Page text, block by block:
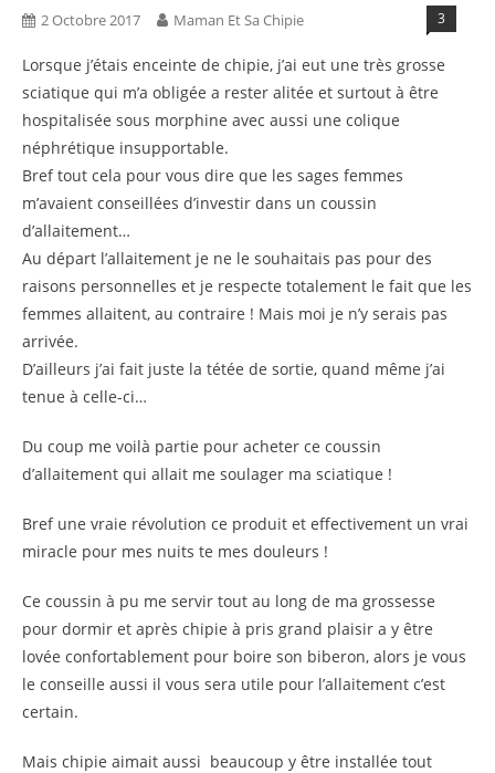
2 Octobre 2017 Maman Et Sa Chipie 3
Lorsque j’étais enceinte de chipie, j’ai eut une très grosse
sciatique qui m’a obligée a rester alitée et surtout à être
hospitalisée sous morphine avec aussi une colique
néphrétique insupportable.
Bref tout cela pour vous dire que les sages femmes
m’avaient conseillées d’investir dans un coussin
d’allaitement…
Au départ l’allaitement je ne le souhaitais pas pour des
raisons personnelles et je respecte totalement le fait que les
femmes allaitent, au contraire ! Mais moi je n’y serais pas
arrivée.
D’ailleurs j’ai fait juste la tétée de sortie, quand même j’ai
tenue à celle-ci…
Du coup me voilà partie pour acheter ce coussin
d’allaitement qui allait me soulager ma sciatique !
Bref une vraie révolution ce produit et effectivement un vrai
miracle pour mes nuits te mes douleurs !
Ce coussin à pu me servir tout au long de ma grossesse
pour dormir et après chipie à pris grand plaisir a y être
lovée confortablement pour boire son biberon, alors je vous
le conseille aussi il vous sera utile pour l’allaitement c’est
certain.
Mais chipie aimait aussi beaucoup y être installée tout